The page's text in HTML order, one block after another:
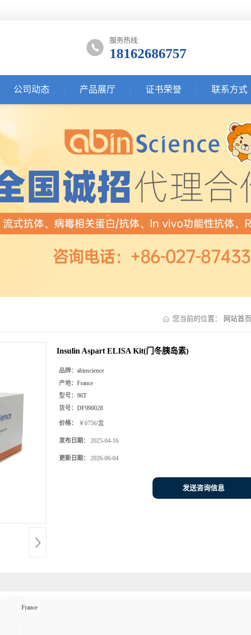
服务热线:
18162686757
公司动态 产品展厅 证书荣誉 联系方式
您当前的位置： 网站首页
Insulin Aspart ELISA Kit(门冬胰岛素)
品牌： abinscience
产地： France
型号： 96T
货号： DF990028
价格： ￥6756/盒
发布日期： 2025-04-16
更新日期： 2026-06-04
发送咨询信息
France